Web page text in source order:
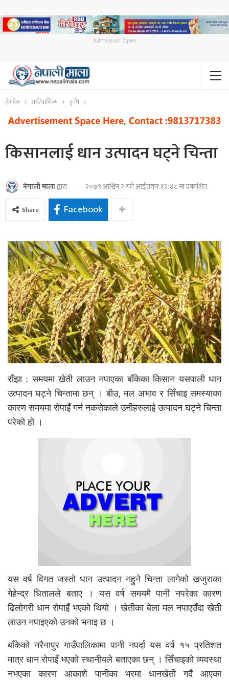
Admission Open
होमपेज अर्थ/वाणिज्य कृषि
किसानलाई धान उत्पादन घट्ने चिन्ता
नेपाली मालाद्वारा २०७९ आश्विन २ गते आईतवार १२:४८ मा प्रकाशित
Share Facebook
राँझा : समयमा खेती लाउन नपाएका बाँकेका किसान यसपाली धान
उत्पादन घट्ने चिन्तामा छन् । बीउ, मल अभाव र सिँचाइ समस्याका
कारण समयमा रोपाइँ गर्न नकसेकाले उनीहरुलाई उत्पादन घट्ने चिन्ता
परेको हो ।
यस वर्ष विगत जस्तो धान उत्पादन नहुने चिन्ता लागेको खजुराका
गेहेन्द्र धितालले बताए । यस वर्ष समयमै पानी नपरेका कारण
ढिलोगरी धान रोपाइँ भएको थियो । खेतीका बेला मल नपाएउँदा खेती
लाउन नपाइएको उनको भनाइ छ ।
बाँकेको नरैनापुर गाउँपालिकामा पानी नपर्दा यस वर्ष १५ प्रतिशत
मात्र धान रोपाइँ भएको स्थानीयले बताएका छन् । सिँचाइको व्यवस्था
नभएका कारण आकाशे पानीका भरमा धानखेती गर्दै आएका